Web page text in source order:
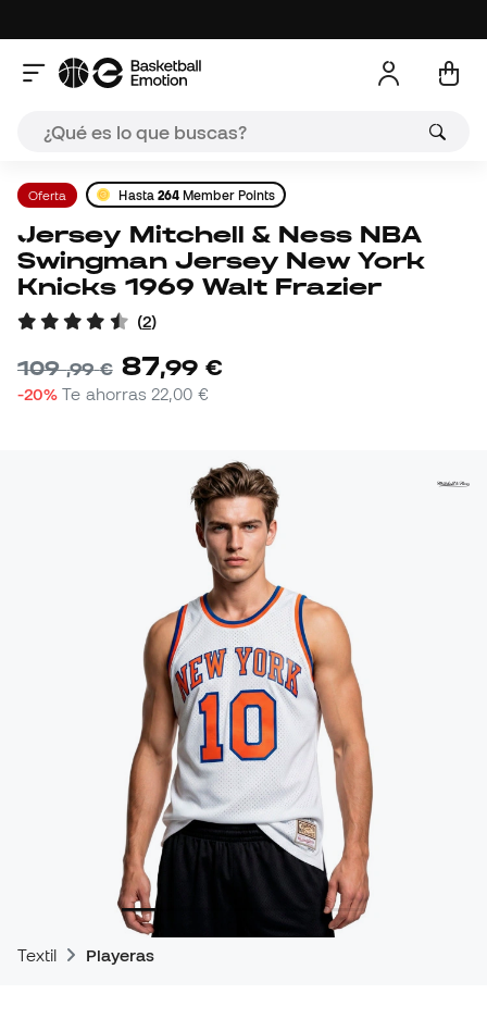
Oferta Hasta 264 Member Points
Jersey Mitchell & Ness NBA
Swingman Jersey New York
Knicks 1969 Walt Frazier
(2)
109,99 € 87,99 €
-20% Te ahorras 22,00 €
Textil Playeras